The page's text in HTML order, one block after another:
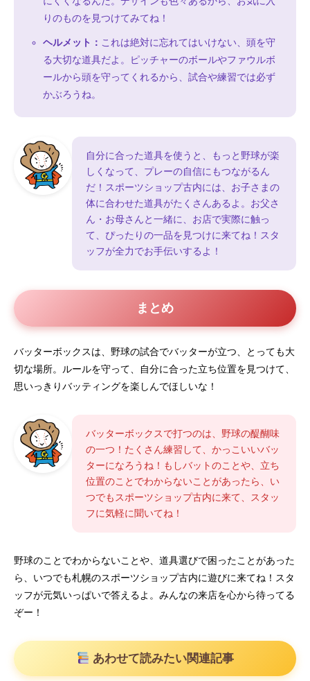
りのものを見つけてみてね！
ヘルメット： これは絶対に忘れてはいけない、頭を守
る大切な道具だよ。ピッチャーのボールやファウルボ
ールから頭を守ってくれるから、試合や練習では必ず
かぶろうね。
自分に合った道具を使うと、もっと野球が楽
しくなって、プレーの自信にもつながるん
だ！スポーツショップ古内には、お子さまの
体に合わせた道具がたくさんあるよ。お父さ
ん・お母さんと一緒に、お店で実際に触っ
て、ぴったりの一品を見つけに来てね！スタ
ッフが全力でお手伝いするよ！
まとめ
バッターボックスは、野球の試合でバッターが立つ、とっても大
切な場所。ルールを守って、自分に合った立ち位置を見つけて、
思いっきりバッティングを楽しんでほしいな！
バッターボックスで打つのは、野球の醍醐味
の一つ！たくさん練習して、かっこいいバッ
ターになろうね！もしバットのことや、立ち
位置のことでわからないことがあったら、い
つでもスポーツショップ古内に来て、スタッ
フに気軽に聞いてね！
野球のことでわからないことや、道具選びで困ったことがあった
ら、いつでも札幌のスポーツショップ古内に遊びに来てね！スタ
ッフが元気いっぱいで答えるよ。みんなの来店を心から待ってる
ぞー！
あわせて読みたい関連記事